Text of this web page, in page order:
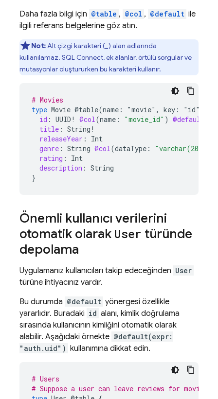
Daha fazla bilgi için @table , @col , @default ile
ilgili referans belgelerine göz atın.
Not:Alt çizgi karakteri ( ) alan adlarında
kullanılamaz. SQL Connect, ek alanlar, örtülü sorgular ve
mutasyonlar oluştururken bu karakteri kullanır.
# Movies
type Movie @table(name: "movie" , key: "id")
id : UUID ! @col(name : "movie_id" ) @default
title : String !
releaseYear :
Int
genre : String @col(dataType : "varchar(20)"
rating :
Int
description : String
}
Önemli kullanıcı verilerini
otomatik olarak User türünde
depolama
Uygulamanız kullanıcıları takip edeceğinden User
türüne ihtiyacınız vardır.
Bu durumda @default yönergesi özellikle
yararlıdır. Buradaki id alanı, kimlik doğrulama
sırasında kullanıcının kimliğini otomatik olarak
alabilir. Aşağıdaki örnekte @default(expr:
"auth.uid") kullanımına dikkat edin.
# Users
# Suppose a user can leave reviews for movies